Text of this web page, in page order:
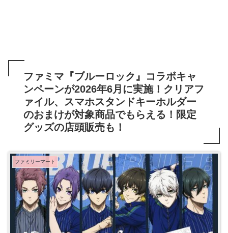
ファミマ『ブルーロック』コラボキャ
ンペーンが2026年6月に実施！クリアフ
ァイル、スマホスタンドキーホルダー
のおまけが対象商品でもらえる！限定
グッズの店頭販売も！
ファミリーマート